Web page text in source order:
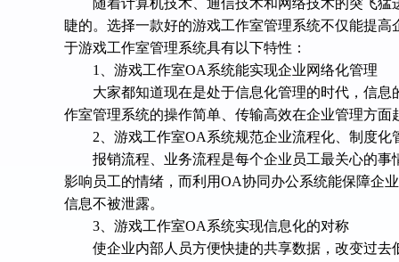
随着计算机技术、通信技术和网络技术的突飞
睫的。选择一款好的游戏工作室管理系统不仅能提
于游戏工作室管理系统具有以下特性：
1、 游戏工作室OA系统能实现企业网络化管理
大家都知道现在是处于信息化管理的时代，信
作室管理系统的操作简单、传输高效在企业管理方面
2、 游戏工作室OA系统规范企业流程化、制度化
报销流程、业务流程是每个企业员工最关心的
影响员工的情绪，而利用OA协同办公系统能保障企
信息不被泄露。
3、 游戏工作室OA系统实现信息化的对称
使企业内部人员方便快捷的共享数据，改变过